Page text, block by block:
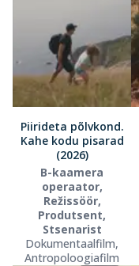
Piirideta põlvkond.
Kahe kodu pisarad
(2026)
B-kaamera
operaator,
Režissöör,
Produtsent,
Stsenarist
Dokumentaalfilm,
Antropoloogiafilm